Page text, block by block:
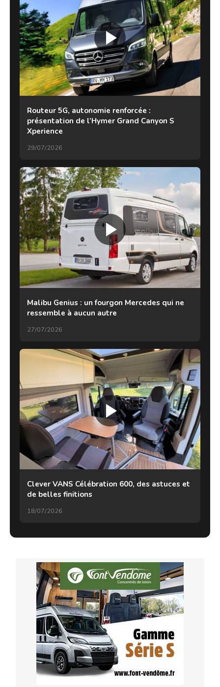
Routeur 5G, autonomie renforcée :
présentation de l’Hymer Grand Canyon S
Xperience
29/07/2026
Malibu Genius : un fourgon Mercedes qui ne
ressemble à aucun autre
27/07/2026
Clever VANS Célébration 600, des astuces et
de belles finitions
18/07/2026